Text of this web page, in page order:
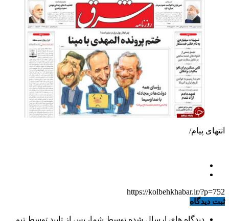
انتهای پیام/
https://kolbehkhabar.ir/?p=752
ثبت دیدگاه